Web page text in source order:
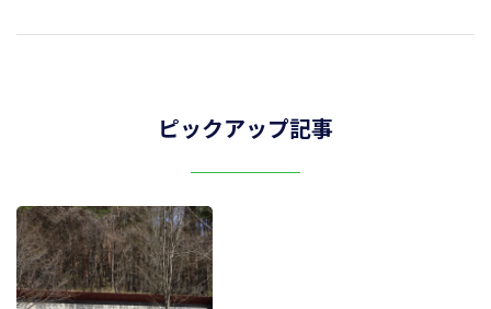
ピックアップ記事